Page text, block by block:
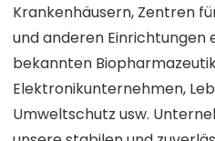
Krankenhäusern, Zentren
und anderen Einrichtungen
bekannten
Elektronikunternehmen,
Umweltschutz usw.